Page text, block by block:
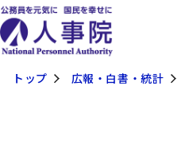
トップ 広報・白書・統計